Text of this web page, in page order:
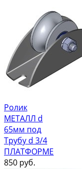
Ролик
МЕТАЛЛ d
65мм под
Трубу d 3/4
ПЛАТФОРМЕ
850 руб.